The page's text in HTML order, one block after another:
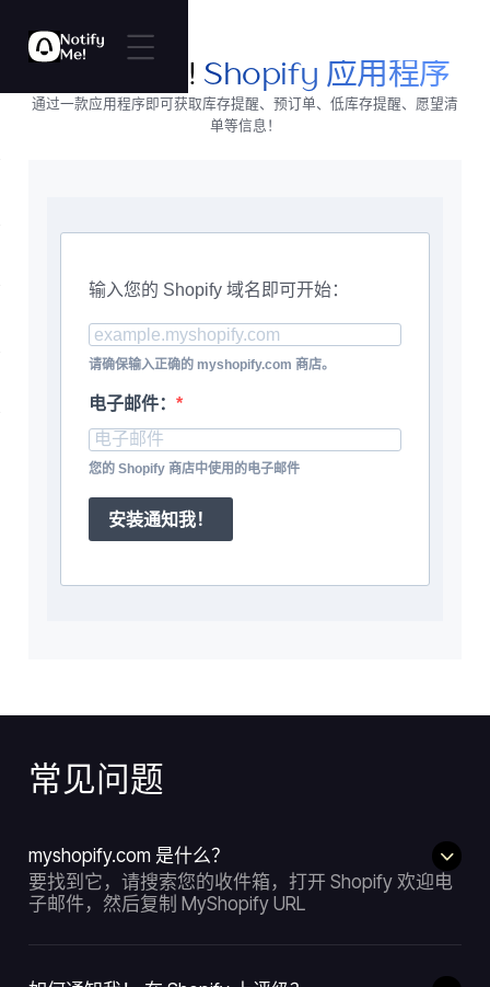
Notify Me! Shopify 应用程序
通过一款应用程序即可获取库存提醒、预订单、低库存提醒、愿望清
单等信息！
输入您的 Shopify 域名即可开始：
请确保输入正确的 myshopify.com 商店。
电子邮件：
您的 Shopify 商店中使用的电子邮件
安装通知我！
常见问题
myshopify.com 是什么？
要找到它，请搜索您的收件箱，打开 Shopify 欢迎电
子邮件，然后复制 MyShopify URL